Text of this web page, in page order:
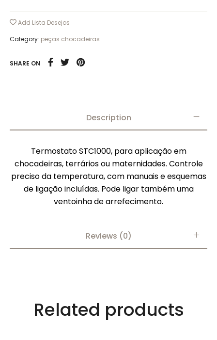
Add Lista Desejos
Category: peças chocadeiras
SHARE ON
Description
Termostato STC1000, para aplicação em
chocadeiras, terrários ou maternidades. Controle
preciso da temperatura, com manuais e esquemas
de ligação incluídas. Pode ligar também uma
ventoinha de arrefecimento.
Reviews (0)
Related products